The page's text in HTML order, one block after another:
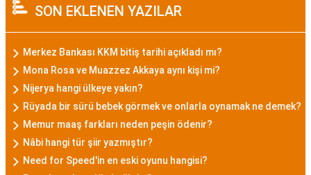
SON EKLENEN YAZILAR
Merkez Bankası KKM bitiş tarihi açıkladı mı?
Mona Rosa ve Muazzez Akkaya aynı kişi mi?
Nijerya hangi ülkeye yakın?
Rüyada bir sürü bebek görmek ve onlarla oynamak ne demek?
Memur maaş farkları neden peşin ödenir?
Nâbi hangi tür şiir yazmıştır?
Need for Speed'in en eski oyunu hangisi?